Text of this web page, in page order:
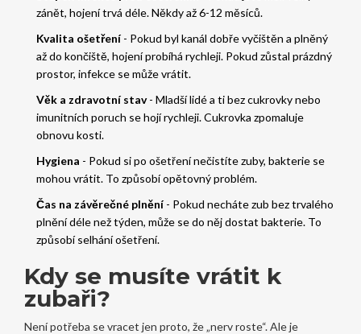
zánět, hojení trvá déle. Někdy až 6-12 měsíců.
Kvalita ošetření- Pokud byl kanál dobře vyčištěn a plněný
až do končiště, hojení probíhá rychleji. Pokud zůstal prázdný
prostor, infekce se může vrátit.
Věk a zdravotní stav- Mladší lidé a ti bez cukrovky nebo
imunitních poruch se hojí rychleji. Cukrovka zpomaluje
obnovu kosti.
Hygiena - Pokud si po ošetření nečistíte zuby, bakterie se
mohou vrátit. To způsobí opětovný problém.
Čas na závěrečné plnění- Pokud necháte zub bez trvalého
plnění déle než týden, může se do něj dostat bakterie. To
způsobí selhání ošetření.
Kdy se musíte vrátit k
zubaři?
Není potřeba se vracet jen proto, že „nerv roste“. Ale je